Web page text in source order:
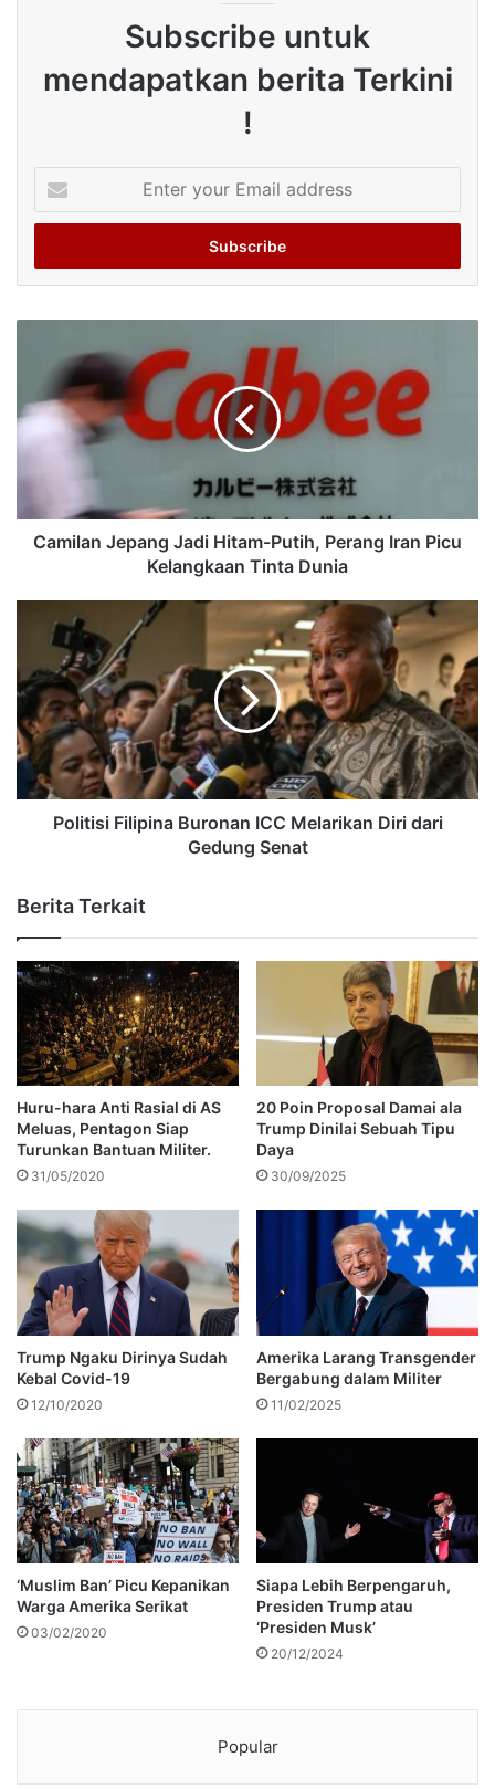
Subscribe untuk
mendapatkan berita Terkini
!
your
Email
Camilan Jepang Jadi Hitam-Putih, Perang Iran Picu
Kelangkaan Tinta Dunia
Politisi Filipina Buronan ICC Melarikan Diri dari
Gedung Senat
Berita Terkait
Huru-hara Anti Rasial di AS
Meluas, Pentagon Siap
Turunkan Bantuan Militer.
31/05/2020
20 Poin Proposal Damai ala
Trump Dinilai Sebuah Tipu
Daya
30/09/2025
Trump Ngaku Dirinya Sudah
Kebal Covid-19
12/10/2020
Amerika Larang Transgender
Bergabung dalam Militer
11/02/2025
‘Muslim Ban’ Picu Kepanikan
Warga Amerika Serikat
03/02/2020
Siapa Lebih Berpengaruh,
Presiden Trump atau
‘Presiden Musk’
20/12/2024
Popular